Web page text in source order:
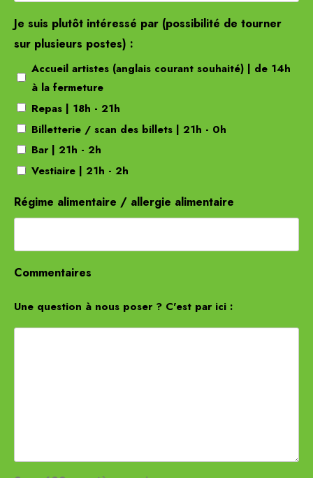
Je suis plutôt intéressé par (possibilité de tourner
sur plusieurs postes) :
Accueil artistes (anglais courant souhaité) | de 14h
à la fermeture
Repas | 18h - 21h
Billetterie / scan des billets | 21h - 0h
Bar | 21h - 2h
Vestiaire | 21h - 2h
Régime alimentaire / allergie alimentaire
Commentaires
Une question à nous poser ? C'est par ici :